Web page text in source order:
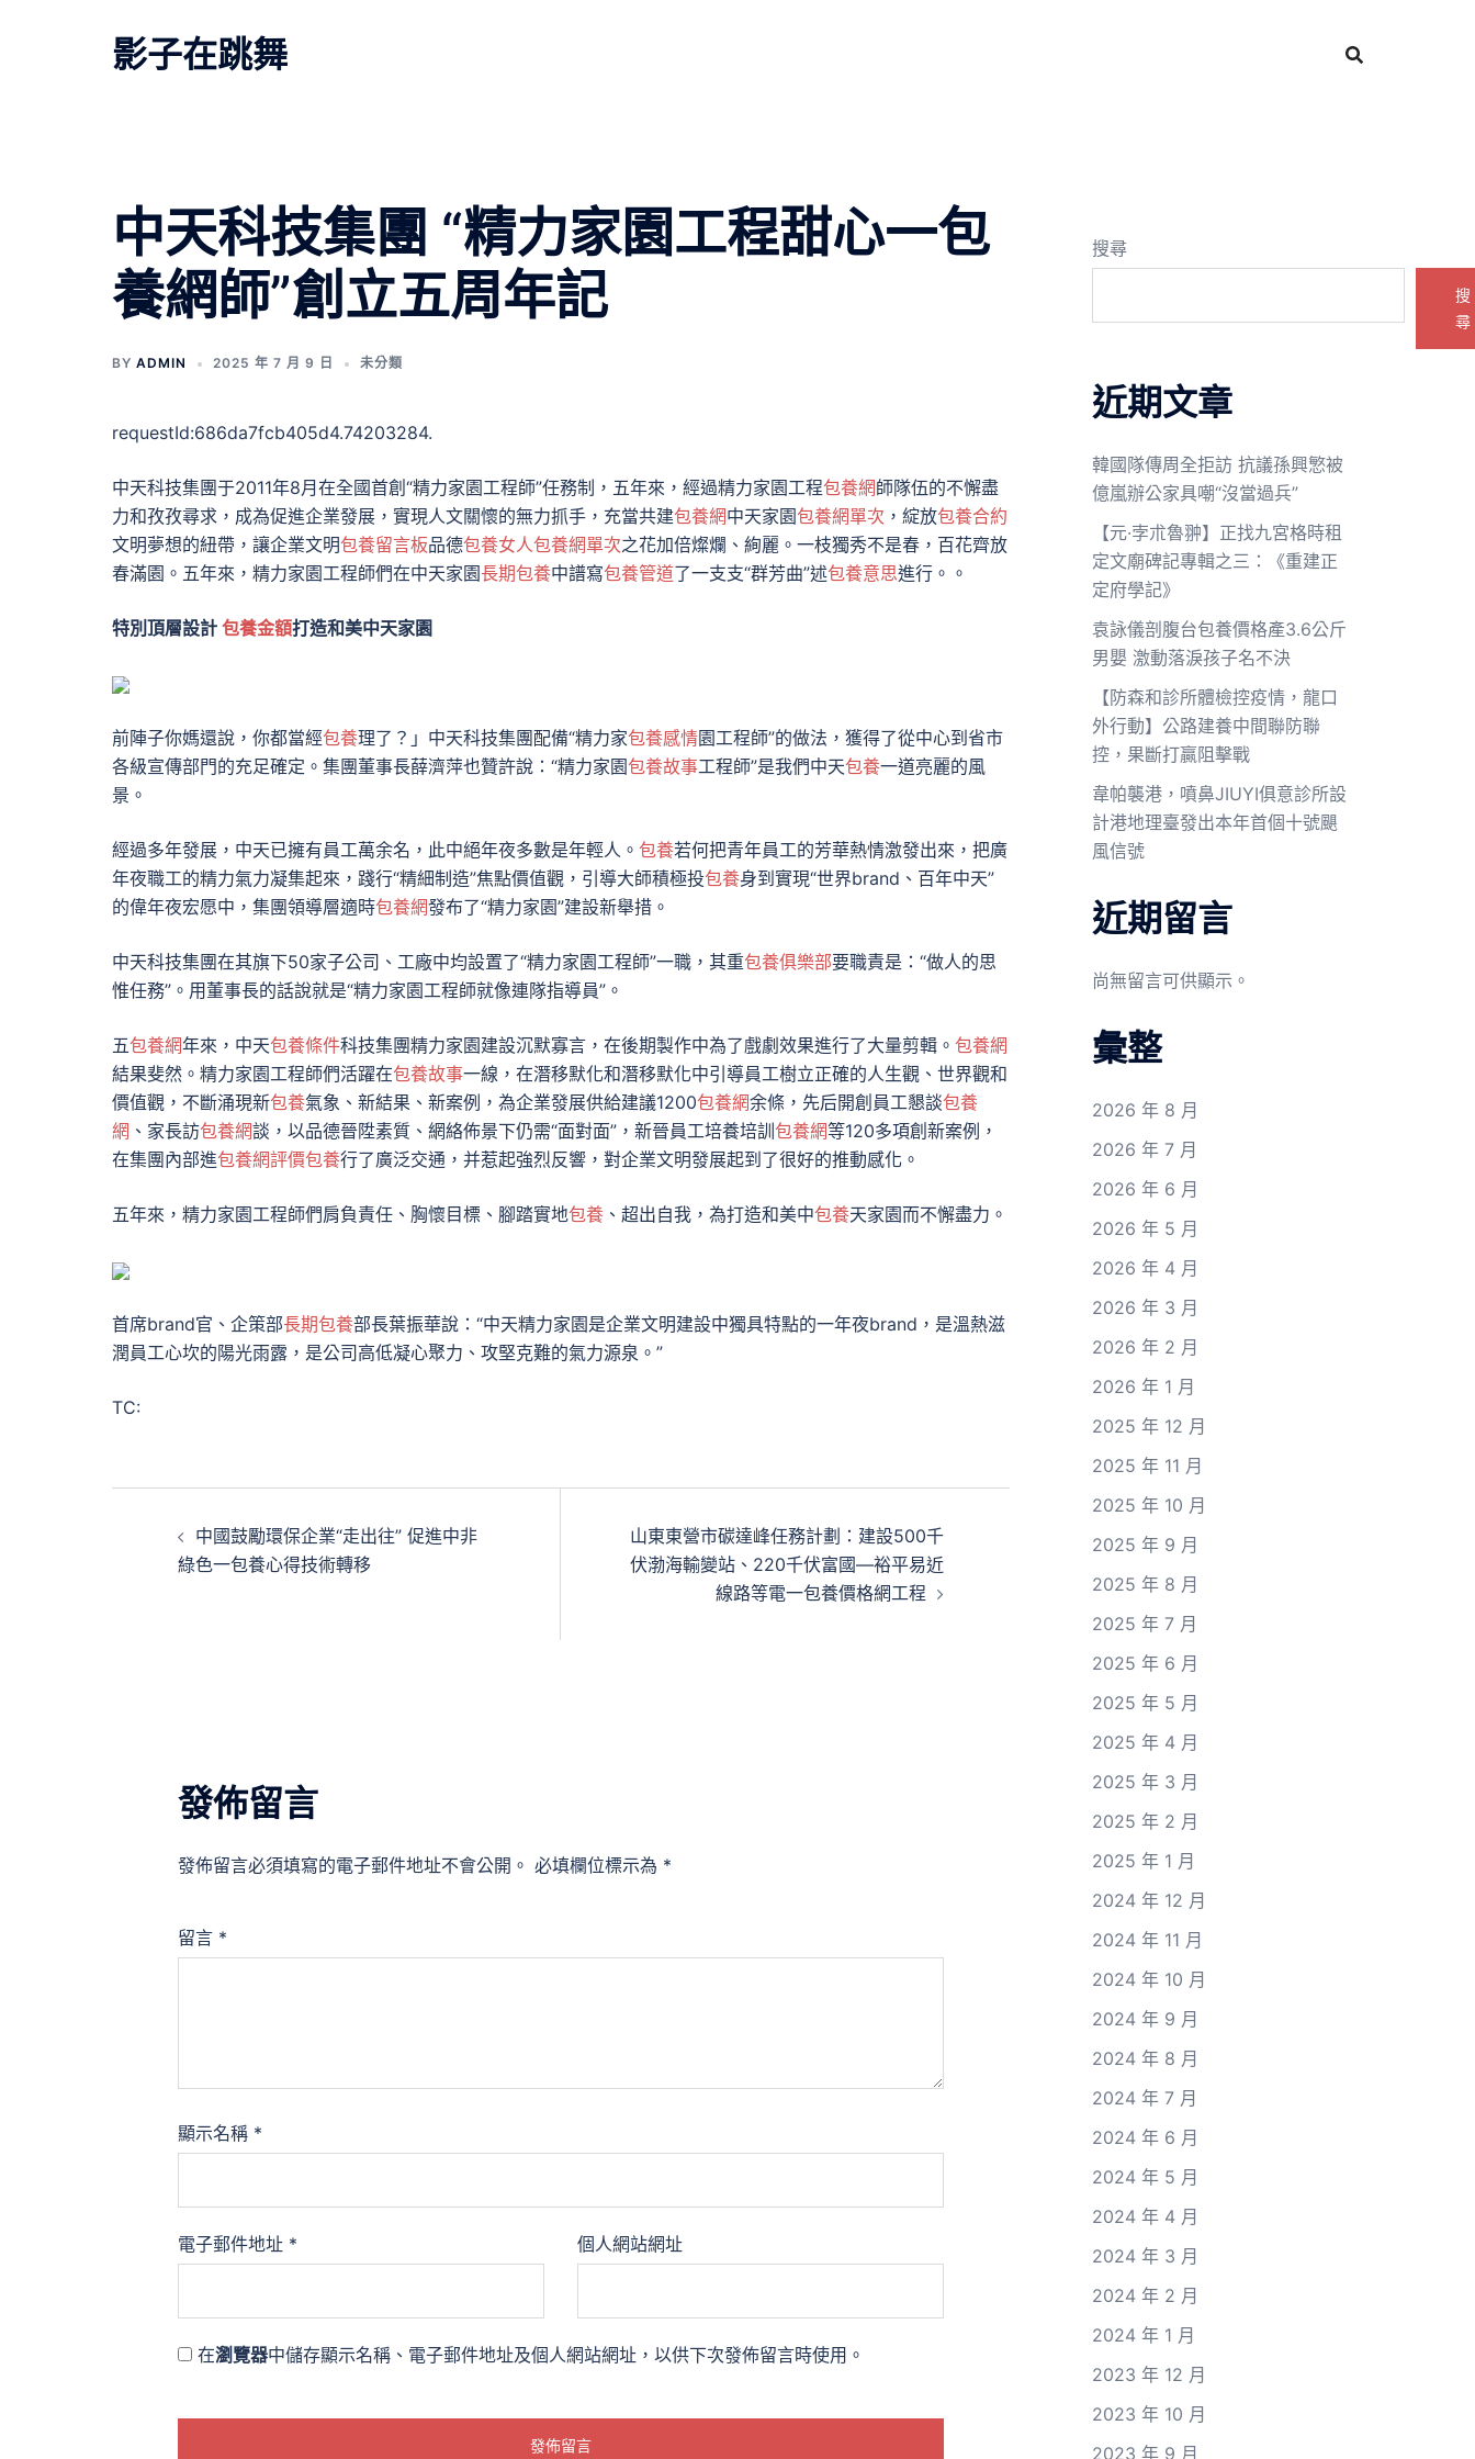
影子在跳舞
中天科技集團 “精力家園工程甜心一包
養網師”創立五周年記
BY ADMIN 2025 年 7 月 9 日 未分類
requestId:686da7fcb405d4.74203284.
中天科技集團于2011年8月在全國首創“精力家園工程師”任務制，五年來，經過精力家園工程包養網師隊伍的不懈盡
力和孜孜尋求，成為促進企業發展，實現人文關懷的無力抓手，充當共建包養網中天家園包養網單次 ，綻放包養合約
文明夢想的紐帶，讓企業文明包養留言板品德包養女人包養網單次之花加倍燦爛、絢麗。一枝獨秀不是春，百花齊放
春滿園。五年來，精力家園工程師們在中天家園長期包養中譜寫包養管道了一支支“群芳曲”述包養意思進行。。
特別頂層設計 包養金額打造和美中天家園
前陣子你媽還說，你都當經包養理了？」中天科技集團配備“精力家包養感情園工程師”的做法，獲得了從中心到省市
各級宣傳部門的充足確定。集團董事長薛濟萍也贊許說：“精力家園包養故事工程師”是我們中天包養一道亮麗的風
景。
經過多年發展，中天已擁有員工萬余名，此中絕年夜多數是年輕人。 包養若何把青年員工的芳華熱情激發出來，把廣
年夜職工的精力氣力凝集起來，踐行“精細制造”焦點價值觀，引導大師積極投包養身到實現“世界brand、百年中天”
的偉年夜宏愿中，集團領導層適時包養網發布了“精力家園”建設新舉措。
中天科技集團在其旗下50家子公司、工廠中均設置了“精力家園工程師”一職，其重包養俱樂部要職責是：“做人的思
惟任務”。用董事長的話說就是“精力家園工程師就像連隊指導員”。
五包養網年來，中天包養條件科技集團精力家園建設沉默寡言，在後期製作中為了戲劇效果進行了大量剪輯。 包養網
結果斐然。精力家園工程師們活躍在包養故事一線，在潛移默化和潛移默化中引導員工樹立正確的人生觀、世界觀和
價值觀，不斷涌現新包養氣象、新結果、新案例，為企業發展供給建議1200包養網余條，先后開創員工懇談包養
網 、家長訪包養網談，以品德晉陞素質、網絡佈景下仍需“面對面”，新晉員工培養培訓 包養網等120多項創新案例，
在集團內部進包養網評價包養行了廣泛交通，并惹起強烈反響，對企業文明發展起到了很好的推動感化。
五年來，精力家園工程師們肩負責任、胸懷目標、腳踏實地包養 、超出自我，為打造和美中包養天家園而不懈盡力。
首席brand官、企策部長期包養部長葉振華說：“中天精力家園是企業文明建設中獨具特點的一年夜brand，是溫熱滋
潤員工心坎的陽光雨露，是公司高低凝心聚力、攻堅克難的氣力源泉。”
TC:
中國鼓勵環保企業“走出往” 促進中非
綠色一包養心得技術轉移
山東東營市碳達峰任務計劃：建設500千
伏渤海輸變站、220千伏富國—裕平易近
線路等電一包養價格網工程
發佈留言
發佈留言必須填寫的電子郵件地址不會公開。 必填欄位標示為 *
留言 *
顯示名稱 *
電子郵件地址 * 個人網站網址
在瀏覽器中儲存顯示名稱、電子郵件地址及個人網站網址，以供下次發佈留言時使用。
搜尋
搜
尋
近期文章
韓國隊傳周全拒訪 抗議孫興慜被
億嵐辦公家具嘲“沒當過兵”
【元·孛朮魯翀】正找九宮格時租
定文廟碑記專輯之三：《重建正
定府學記》
袁詠儀剖腹台包養價格產3.6公斤
男嬰 激動落淚孩子名不決
【防森和診所體檢控疫情，龍口
外行動】公路建養中間聯防聯
控，果斷打贏阻擊戰
韋帕襲港，噴鼻JIUYI俱意診所設
計港地理臺發出本年首個十號颶
風信號
近期留言
尚無留言可供顯示。
彙整
2026 年 8 月
2026 年 7 月
2026 年 6 月
2026 年 5 月
2026 年 4 月
2026 年 3 月
2026 年 2 月
2026 年 1 月
2025 年 12 月
2025 年 11 月
2025 年 10 月
2025 年 9 月
2025 年 8 月
2025 年 7 月
2025 年 6 月
2025 年 5 月
2025 年 4 月
2025 年 3 月
2025 年 2 月
2025 年 1 月
2024 年 12 月
2024 年 11 月
2024 年 10 月
2024 年 9 月
2024 年 8 月
2024 年 7 月
2024 年 6 月
2024 年 5 月
2024 年 4 月
2024 年 3 月
2024 年 2 月
2024 年 1 月
2023 年 12 月
2023 年 10 月
2023 年 9 月